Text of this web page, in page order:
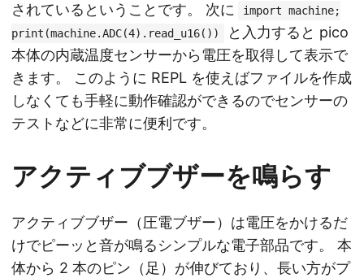
されているということです。 次に
import machine;
print(machine.ADC(4).read_u16())
と入力すると pico
本体の内蔵温度センサーから電圧を取得して表示で
きます。 このように REPL を使えばファイルを作成
しなくても手軽に動作確認ができるのでセンサーの
テストなどに非常に便利です。
アクティブブザーを鳴らす
アクティブブザー（圧電ブザー）は電圧をかけるだ
けでピーッと音が鳴るシンプルな電子部品です。 本
体から 2 本のピン（足）が伸びており、長い方がプ